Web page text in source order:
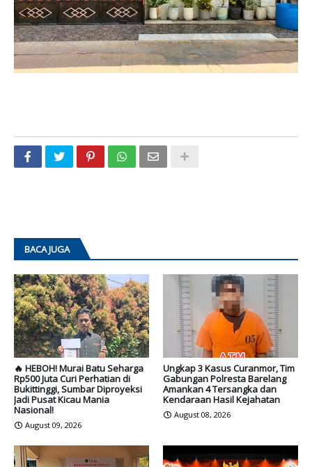
BACA JUGA
🔥 HEBOH! Murai Batu Seharga
Rp500 Juta Curi Perhatian di
Bukittinggi, Sumbar Diproyeksi
Jadi Pusat Kicau Mania
Nasional!
August 09, 2026
Ungkap 3 Kasus Curanmor, Tim
Gabungan Polresta Barelang
Amankan 4 Tersangka dan
Kendaraan Hasil Kejahatan
August 08, 2026